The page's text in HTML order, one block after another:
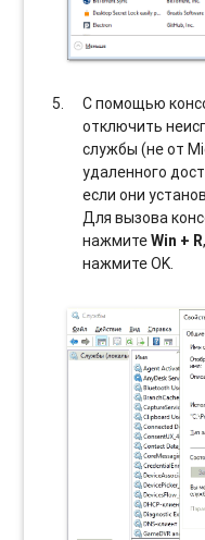
С помощью
отключить
службы (не от
удаленного
если они
Для вызова
нажмитеWin + R
нажмите OK.